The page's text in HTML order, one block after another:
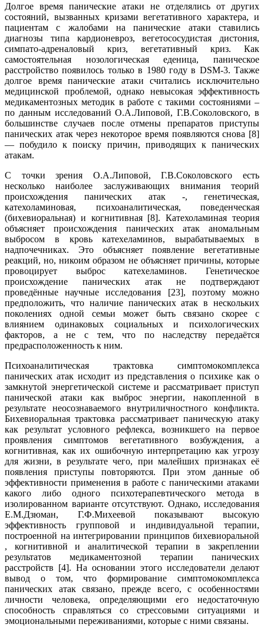
Долгое время панические атаки не отделялись от других
состояний, вызванных кризами вегетативного характера, и
пациентам с жалобами на панические атаки ставились
диагнозы типа кардионевроз, вегетососудистая дистония,
симпато-адреналовый криз, вегетативный криз. Как
самостоятельная нозологическая еденица, паническое
расстройство появилось только в 1980 году в DSM-3. Также
долгое время панические атаки считались исключительно
медицинской проблемой, однако невысокая эффективность
медикаментозных методик в работе с такими состояниями –
по данным исследований О.А.Липовой, Г.В.Соколовского, в
большинстве случаев после отмены препаратов приступы
панических атак через некоторое время появляются снова [8]
— побудило к поиску причин, приводящих к панических
атакам.
С точки зрения О.А.Липовой, Г.В.Соколовского есть
несколько наиболее заслуживающих внимания теорий
происхождения панических атак -, генетическая,
катехоламиновая, психоаналитическая, поведенческая
(бихевиоральная) и когнитивная [8]. Катехоламиная теория
объясняет происхождения панических атак аномальным
выбросом в кровь катехеламинов, вырабатываемых в
надпочечниках. Это объясняет появление вегетативные
реакций, но, никоим образом не объясняет причины, которые
провоцирует выброс катехеламинов. Генетическое
происхождение панических атак не подтверждают
проведённые научные исследования [23], поэтому можно
предположить, что наличие панических атак в нескольких
поколениях одной семьи может быть связано скорее с
влиянием одинаковых социальных и психологических
факторов, а не с тем, что по наследству передаётся
предрасположенность к ним.
Психоаналитическая трактовка симптомокомплекса
панических атак исходит из представления о психике как о
замкнутой энергетической системе и рассматривает приступ
панической атаки как выброс энергии, накопленной в
результате неосознаваемого внутриличностного конфликта.
Бихевиоральная трактовка рассматривает паническую атаку
как результат условного рефлекса, возникшего на первое
проявления симптомов вегетативного возбуждения, а
когнитивная, как их ошибочную интерпретацию как угрозу
для жизни, в результате чего, при малейших признаках её
появления приступы повторяются. При этом данные об
эффективности применения в работе с паническими атаками
какого либо одного психотерапевтического метода в
изолированном варианте отсутствуют. Однако, исследования
Е.М.Дзюман, Г.Ф.Михеевой показывают высокую
эффективность групповой и индивидуальной терапии,
построенной на интегрировании принципов бихевиоральной
, когнитивной и аналитической терапии в закреплении
результатов медикаментозной терапии панических
расстройств [4]. На основании этого исследователи делают
вывод о том, что формирование симптомокомплекса
панических атак связано, прежде всего, с особенностями
личности человека, определяющими его недостаточную
способность справляться со стрессовыми ситуациями и
эмоциональными переживаниями, которые с ними связаны.